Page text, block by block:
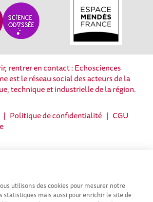
utilisons des cookies pour mesurer notre
statistiques mais aussi pour enrichir le site de
rentrer en contact : Echosciences
est le réseau social des acteurs de la
technique et industrielle de la région.
| Politique de confidentialité | CGU